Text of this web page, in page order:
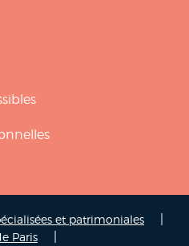
et patrimoniales
Paris